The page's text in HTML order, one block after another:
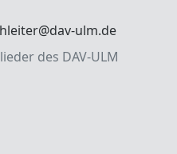
ulm.de
des DAV-ULM